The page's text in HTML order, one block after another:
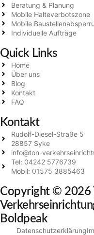
Beratung & Planung
Mobile Halteverbotszone
Mobile
Individuelle Aufträge
Quick Links
Home
Über uns
Blog
Kontakt
FAQ
Kontakt
Rudolf-Diesel-Straße 5
28857 Syke
info@ton-
Tel: 04242 5776739
Mobil: 01575 3885463
Copyright © 2026
Boldpeak
Datenschutzerklärung